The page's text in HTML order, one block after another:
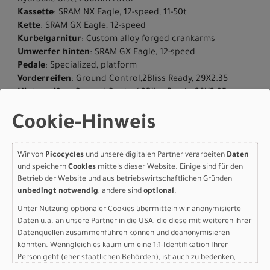
Kassette: SRAM NX Eagle, 12-speed, 11-50t
Kette: SRAM GX Eagle, 12-speed
Kurbelgarnitur: Custom alloy forged crankarms
Umwerfer hinten: SRAM GX Eagle, 12-speed
Pedale: Specialized, platform
Vorderreifen: Ground Control,2Bliss Ready, 29X2.35
Vorbau : Specialized Stealth Stem, alloy, 14 deg, 31.8mm,
Lenker: Specialized Trail, 6061 alloy, 8-degree backsweep,
6-degree upsweep, 27mm rise, 31.8mm clamp, S 720mm,
M-XL 750mm
Lenkergriffe : ERGON, GA30-S Custom, 134.8mm Length
Sattelstütze : TranzX Dropper, 30.9mm, S: 100mm, M-XL:
120mm
Gewicht
: 25.2 kg (55 lb, 8.9 oz)
Geschlecht : Men|Women
Cookie-Hinweis
Wir von Picocycles und unsere digitalen Partner verarbeiten Daten
und speichern Cookies mittels dieser Website. Einige sind für den
Betrieb der Website und aus betriebswirtschaftlichen Gründen
unbedingt notwendig, andere sind optional.
Unter Nutzung optionaler Cookies übermitteln wir anonymisierte
Daten u.a. an unsere Partner in die USA, die diese mit weiteren ihrer
Datenquellen zusammenführen können und deanonymisieren
könnten. Wenngleich es kaum um eine 1:1-Identifikation Ihrer
Person geht (eher staatlichen Behörden), ist auch zu bedenken,